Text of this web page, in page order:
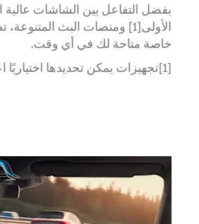
الأولى[1] ومنصات البث
خاصة متاحة لك في أي وقت.
[1]تجهيزات يمكن تحديدها اختياريًا اعتمادًا على التكوين.